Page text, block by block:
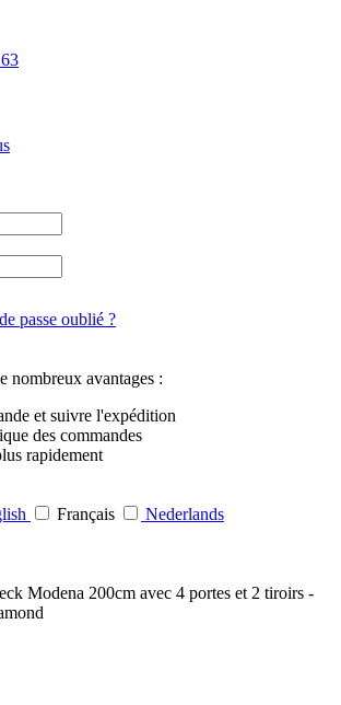
passe oublié ?
nombreux avantages :
et suivre l'expédition
des commandes
rapidement
Français
Nederlands
Modena 200cm avec 4 portes et 2 tiroirs -